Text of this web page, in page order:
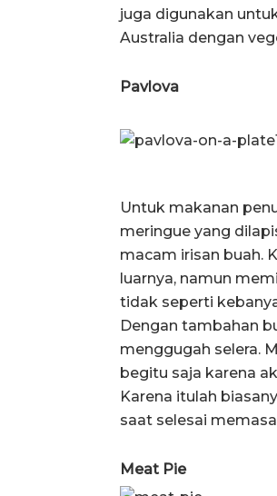
juga digunakan
Australia dengan
Pavlova
Untuk makanan
meringue yang
macam irisan buah.
luarnya, namun
tidak seperti
Dengan tambahan
menggugah selera.
begitu saja karena
Karena itulah
saat selesai
Meat Pie